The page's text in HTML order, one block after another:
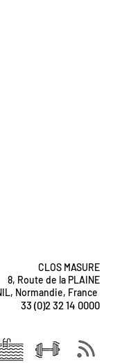
CLOS MASURE
8, Route de la PLAINE
Normandie, France
33 (0)2 32 14 0000